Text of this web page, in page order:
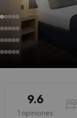
9.6
1 opiniones